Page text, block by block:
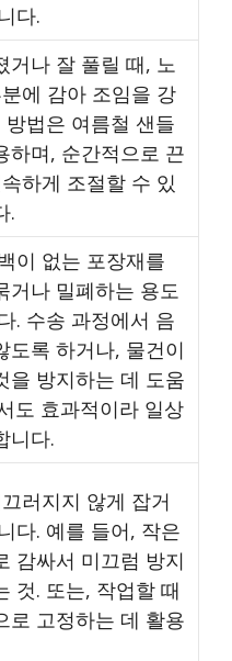
다.
거나 잘 풀릴 때, 노
에 감아 조임을 강
법은 여름철 샌들
하며, 순간적으로 끈
하게 조절할 수 있
.
이 없는 포장재를
거나 밀폐하는 용도
. 수송 과정에서 음
도록 하거나, 물건이
을 방지하는 데 도움
도 효과적이라 일상
니다.
러지지 않게 잡거
다. 예를 들어, 작은
감싸서 미끄럼 방지
것. 또는, 작업할 때
로 고정하는 데 활용